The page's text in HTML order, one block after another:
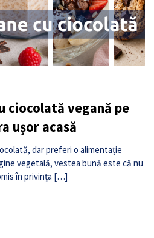
ciocolată vegană pe
ușor acasă
dar preferi o alimentație
vegetală, vestea bună este că nu
în privința […]